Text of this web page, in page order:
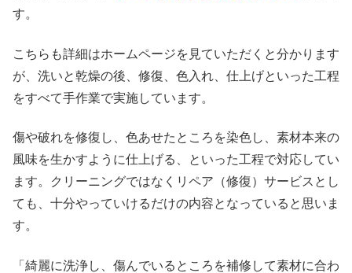
す。
こちらも詳細はホームページを見ていただくと分かります
が、洗いと乾燥の後、修復、色入れ、仕上げといった工程
をすべて手作業で実施しています。
傷や破れを修復し、色あせたところを染色し、素材本来の
風味を生かすように仕上げる、といった工程で対応してい
ます。クリーニングではなくリペア（修復）サービスとし
ても、十分やっていけるだけの内容となっていると思いま
す。
「綺麗に洗浄し、傷んでいるところを補修して素材に合わ